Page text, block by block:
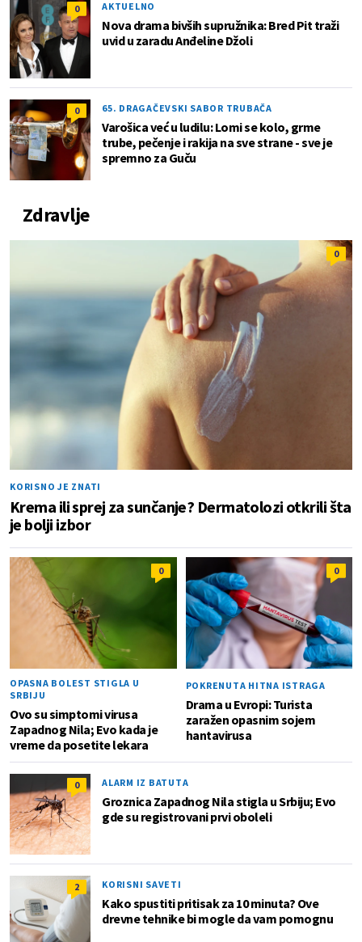
0 AKTUELNO
Nova drama bivših supružnika: Bred Pit traži
uvid u zaradu Anđeline Džoli
0 65. DRAGAČEVSKI SABOR TRUBAČA
Varošica već u ludilu: Lomi se kolo, grme
trube, pečenje i rakija na sve strane - sve je
spremno za Guču
Zdravlje
0
KORISNO JE ZNATI
Krema ili sprej za sunčanje? Dermatolozi otkrili šta
je bolji izbor
0
OPASNA BOLEST STIGLA U
SRBIJU
Ovo su simptomi virusa
Zapadnog Nila; Evo kada je
vreme da posetite lekara
0
POKRENUTA HITNA ISTRAGA
Drama u Evropi: Turista
zaražen opasnim sojem
hantavirusa
0 ALARM IZ BATUTA
Groznica Zapadnog Nila stigla u Srbiju; Evo
gde su registrovani prvi oboleli
2 KORISNI SAVETI
Kako spustiti pritisak za 10 minuta? Ove
drevne tehnike bi mogle da vam pomognu